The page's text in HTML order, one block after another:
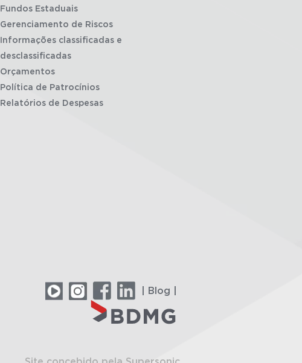
Fundos Estaduais
Gerenciamento de Riscos
Informações classificadas e
desclassificadas
Orçamentos
Política de Patrocínios
Relatórios de Despesas
| Blog |